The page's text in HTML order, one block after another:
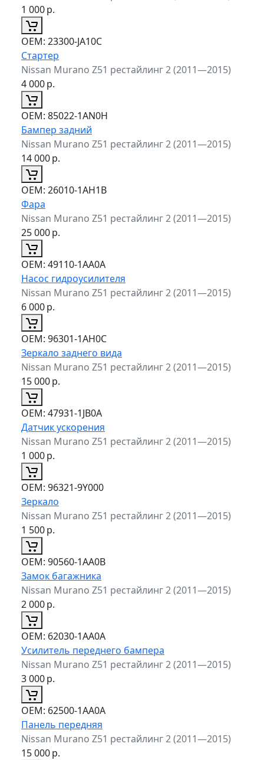
1 000р.
ОЕМ: 23300-JA10C
Стартер
Nissan Murano Z51 рестайлинг 2 (2011—2015)
4 000р.
ОЕМ: 85022-1AN0H
Бампер задний
Nissan Murano Z51 рестайлинг 2 (2011—2015)
14 000р.
ОЕМ: 26010-1AH1B
Фара
Nissan Murano Z51 рестайлинг 2 (2011—2015)
25 000р.
ОЕМ: 49110-1AA0A
Насос гидроусилителя
Nissan Murano Z51 рестайлинг 2 (2011—2015)
6 000р.
ОЕМ: 96301-1AH0C
Зеркало заднего вида
Nissan Murano Z51 рестайлинг 2 (2011—2015)
15 000р.
ОЕМ: 47931-1JB0A
Датчик ускорения
Nissan Murano Z51 рестайлинг 2 (2011—2015)
1 000р.
ОЕМ: 96321-9Y000
Зеркало
Nissan Murano Z51 рестайлинг 2 (2011—2015)
1 500р.
ОЕМ: 90560-1AA0B
Замок багажника
Nissan Murano Z51 рестайлинг 2 (2011—2015)
2 000р.
ОЕМ: 62030-1AA0A
Усилитель переднего бампера
Nissan Murano Z51 рестайлинг 2 (2011—2015)
3 000р.
ОЕМ: 62500-1AA0A
Панель передняя
Nissan Murano Z51 рестайлинг 2 (2011—2015)
15 000р.